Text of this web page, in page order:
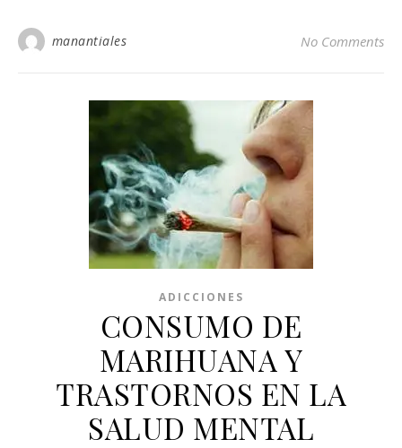
manantiales No Comments
ADICCIONES
CONSUMO DE
MARIHUANA Y
TRASTORNOS EN LA
SALUD MENTAL